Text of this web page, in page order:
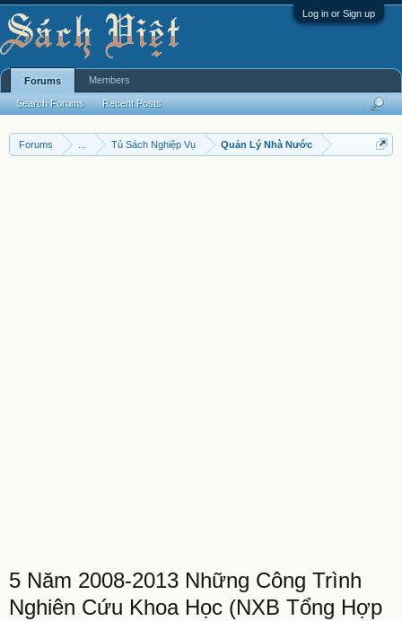
Log in or Sign up
Forums Tủ Sách Nghiệp Vụ Quản Lý Nhà Nước
5 Năm 2008-2013 Những Công Trình
Nghiên Cứu Khoa Học (NXB Tổng Hợp
Forums
Search Forums Recent Posts
Members